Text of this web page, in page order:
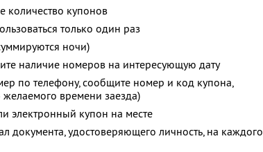
количество купонов
только один раз
ночи)
наличие номеров на интересующую дату
по телефону, сообщите номер и код купона,
времени заезда)
электронный купон на месте
документа, удостоверяющего личность, на каждого